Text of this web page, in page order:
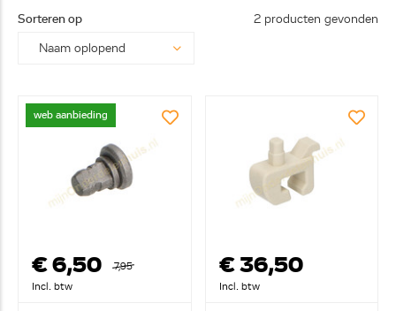
Sorteren op 2 producten gevonden
web aanbieding
€ 6,50
7,95
Incl. btw
€ 36,50
Incl. btw